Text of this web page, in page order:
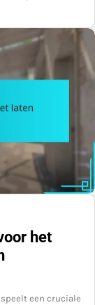
het
een cruciale